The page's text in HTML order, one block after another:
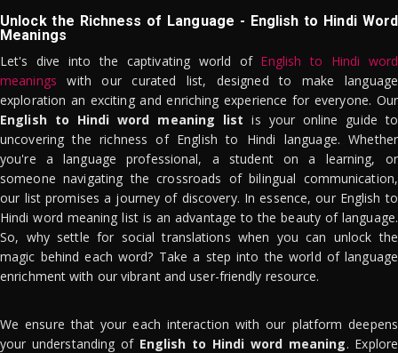
Unlock the Richness of Language - English to Hindi Word
Meanings
Let's dive into the captivating world of English to Hindi word
meanings with our curated list, designed to make language
exploration an exciting and enriching experience for everyone. Our
English to Hindi word meaning list is your online guide to
uncovering the richness of English to Hindi language. Whether
you're a language professional, a student on a learning, or
someone navigating the crossroads of bilingual communication,
our list promises a journey of discovery. In essence, our English to
Hindi word meaning list is an advantage to the beauty of language.
So, why settle for social translations when you can unlock the
magic behind each word? Take a step into the world of language
enrichment with our vibrant and user-friendly resource.
We ensure that your each interaction with our platform deepens
your understanding of English to Hindi word meaning. Explore